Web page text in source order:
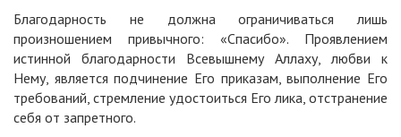
Благодарность не должна ограничиваться лишь
произношением привычного: «Спасибо». Проявлением
истинной благодарности Всевышнему Аллаху, любви к
Нему, является подчинение Его приказам, выполнение Его
требований, стремление удостоиться Его лика, отстранение
себя от запретного.